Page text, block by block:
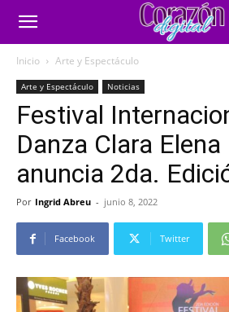
Inicio Arte y Espectáculo
Arte y Espectáculo Noticias
Festival
Danza Clara
anuncia 2da.
Por Ingrid Abreu - junio 8, 2022
Facebook Twitter